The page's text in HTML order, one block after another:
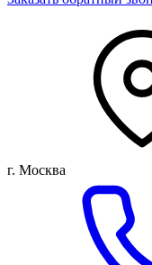
г. Москва